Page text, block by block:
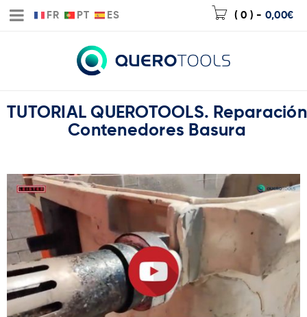
FR PT ES ( 0 ) - 0,00€
TUTORIAL QUEROTOOLS. Reparación
Contenedores Basura